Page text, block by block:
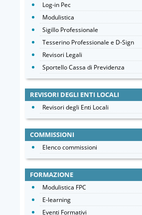
Log-in Pec
Modulistica
Sigillo Professionale
Tesserino Professionale e D-Sign
Revisori Legali
Sportello Cassa di Previdenza
REVISORI DEGLI ENTI LOCALI
Revisori degli Enti Locali
COMMISSIONI
Elenco commissioni
FORMAZIONE
Modulistica FPC
E-learning
Eventi Formativi